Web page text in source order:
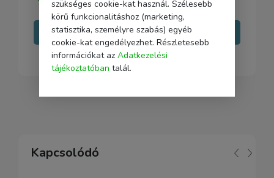
Írj nekünk
Kapcsolódó
szükséges cookie-kat használ. Szélesebb
körű funkcionalitáshoz (marketing,
statisztika, személyre szabás) egyéb
cookie-kat engedélyezhet. Részletesebb
információkat az Adatkezelési
tájékoztatóban talál.